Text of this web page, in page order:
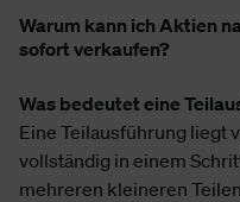
Warum kann ich Aktien
sofort verkaufen?
Was bedeutet eine
Eine Teilausführung liegt
vollständig in einem
mehreren kleineren